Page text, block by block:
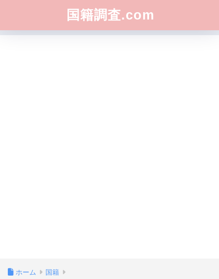
国籍調査.com
ホーム 国籍